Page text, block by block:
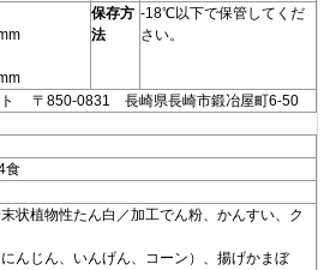
保存方
法
-18℃以下で保管してくだ
さい。
ト 〒850-0831 長崎県長崎市鍛冶屋町6-50
食
状植物性たん白／加工でん粉、かんすい、ク
んじん、いんげん、コーン）、揚げかまぼ